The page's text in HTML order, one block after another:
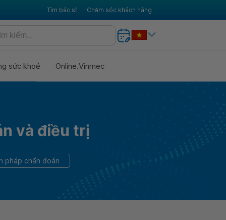
Tìm bác sĩ Chăm sóc khách hàng
sức khoẻ Online.Vinmec
và điều trị
pháp chẩn đoán